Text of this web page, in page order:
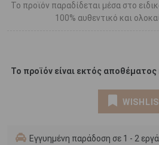
Το προϊόν παραδίδεται μέσα στο
100% αυθεντικό και
Το προϊόν είναι εκτός αποθέματος
Εγγυημένη παράδοση σε 1 - 2